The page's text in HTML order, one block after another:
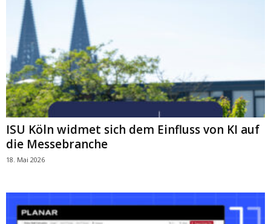
ISU Köln widmet sich dem Einfluss von KI auf
die Messebranche
18. Mai 2026